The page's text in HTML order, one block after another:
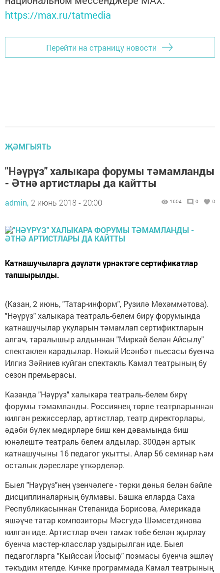
https://max.ru/tatmedia
Перейти на страницу новости
ҖӘМГЫЯТЬ
"Нәүрүз" халыкара форумы тәмамланды
- Әтнә артистлары да кайтты
admin, 2 июнь 2018 - 20:00 1604 0 0
Катнашучыларга дәүләти үрнәктәге сертификатлар
тапшырылды.
(Казан, 2 июнь, "Татар-информ", Рузилә Мөхәммәтова).
"Нәүрүз" халыкара театраль-белем бирү форумында
катнашучылар укуларын тәмамлап сертификтларын
алгач, таралышыр алдыннан "Миркәй белән Айсылу"
спектаклен карадылар. Нәкый Исәнбәт пьесасы буенча
Илгиз Зәйниев куйган спектакль Камал театрының бу
сезон премьерасы.
Казанда "Нәүрүз" халыкара театраль-белем бирү
форумы тәмамланды. Россиянең төрле театрларыннан
килгән режиссерлар, артистлар, театр директорлары,
әдәби бүлек мөдирләре биш көн дәвамында биш
юнәлештә театраль белем алдылар. 300дән артык
катнашучыны 16 педагог укытты. Алар 56 семинар һәм
осталык дәресләре үткәрделәр.
Быел "Нәүрүз"нең үзенчәлеге - төрки дөнья белән бәйле
дисциплиналарның булмавы. Башка елларда Саха
Республикасыннан Степанида Борисова, Америкада
яшәүче татар композиторы Мәсгудә Шәмсетдинова
килгән иде. Артистлар өчен тамак төбе белән җырлау
буенча мастер-класслар уздырылган иде. Быел
педагогларга "Кыйссаи Йосыф" поэмасы буенча эшләү
тәкъдим ителде. Кичке программада Камал театрының